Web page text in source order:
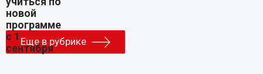
Еще в рубрике